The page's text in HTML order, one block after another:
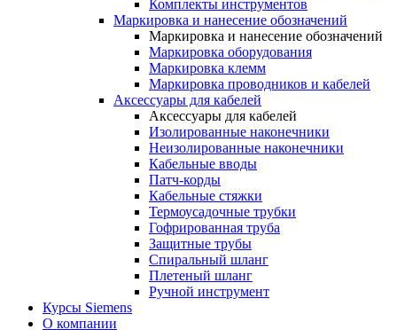
Комплекты инструментов
Маркировка и нанесение обозначений
Маркировка и нанесение обозначений
Маркировка оборудования
Маркировка клемм
Маркировка проводников и кабелей
Аксессуары для кабелей
Аксессуары для кабелей
Изолированные наконечники
Неизолированные наконечники
Кабельные вводы
Патч-корды
Кабельные стяжки
Термоусадочные трубки
Гофрированная труба
Защитные трубы
Спиральный шланг
Плетеный шланг
Ручной инструмент
Курсы Siemens
О компании